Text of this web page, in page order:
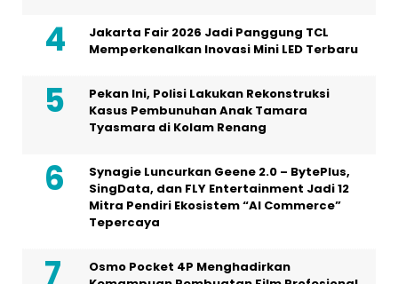
Jakarta Fair 2026 Jadi Panggung TCL
Memperkenalkan Inovasi Mini LED Terbaru
Pekan Ini, Polisi Lakukan Rekonstruksi
Kasus Pembunuhan Anak Tamara
Tyasmara di Kolam Renang
Synagie Luncurkan Geene 2.0 – BytePlus,
SingData, dan FLY Entertainment Jadi 12
Mitra Pendiri Ekosistem “AI Commerce”
Tepercaya
Osmo Pocket 4P Menghadirkan